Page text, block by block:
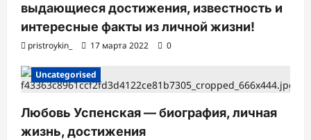
выдающиеся достижения, известность и
интересные факты из личной жизни!
pristroykin_ 17 марта 2022 0
Uncategorised
Любовь Успенская — биография, личная
жизнь, достижения